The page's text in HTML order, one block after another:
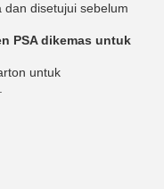
disetujui sebelum
PSA dikemas untuk
untuk